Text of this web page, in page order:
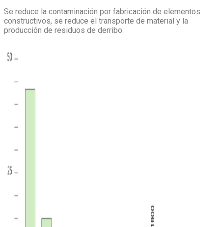
Se reduce la contaminación por fabricación de elementos
constructivos, se reduce el transporte de material y la
producción de residuos de derribo.